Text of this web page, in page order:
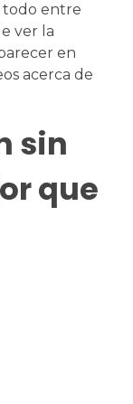
todo entre
ver la
en
acerca de
sin
que